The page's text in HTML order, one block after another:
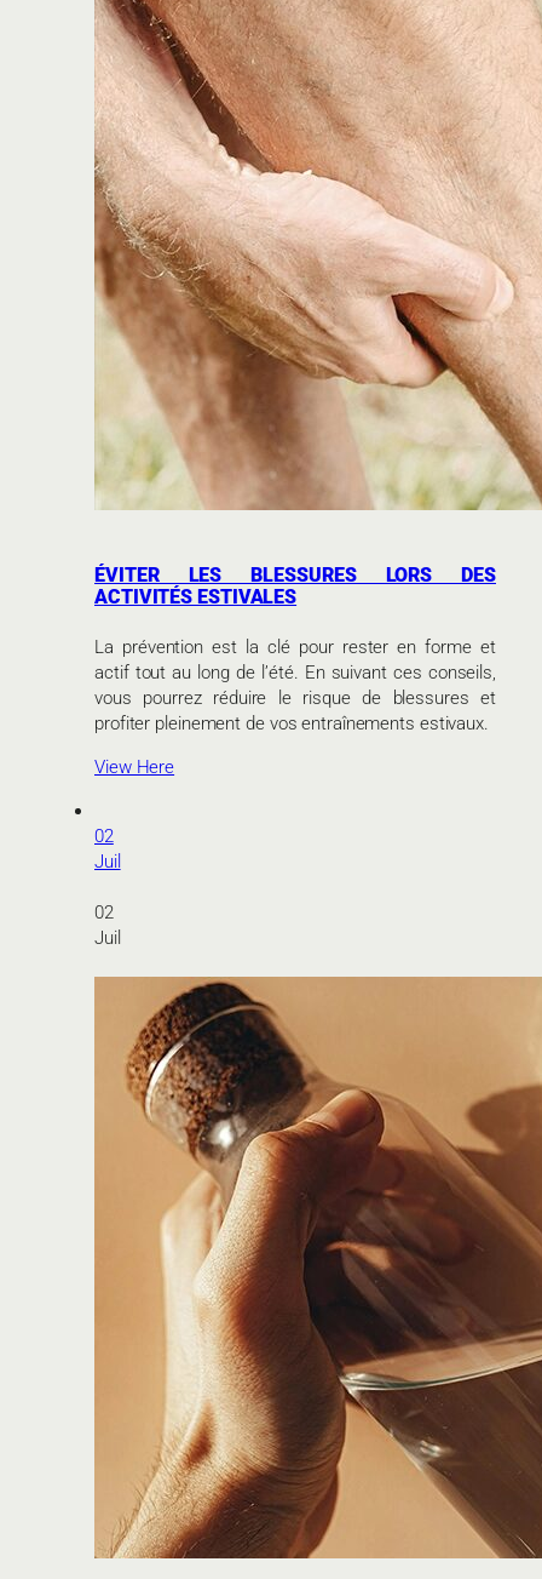
ÉVITER LES BLESSURES LORS DES
ACTIVITÉS ESTIVALES
La prévention est la clé pour rester en forme et
actif tout au long de l’été. En suivant ces conseils,
vous pourrez réduire le risque de blessures et
profiter pleinement de vos entraînements estivaux.
View Here
02
Juil
02
Juil